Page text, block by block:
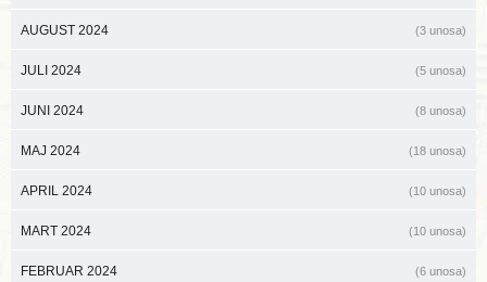
AUGUST 2024 (3 unosa)
JULI 2024 (5 unosa)
JUNI 2024 (8 unosa)
MAJ 2024 (18 unosa)
APRIL 2024 (10 unosa)
MART 2024 (10 unosa)
FEBRUAR 2024 (6 unosa)